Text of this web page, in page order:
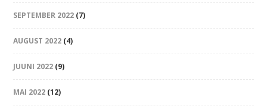
SEPTEMBER 2022 (7)
AUGUST 2022 (4)
JUUNI 2022 (9)
MAI 2022 (12)